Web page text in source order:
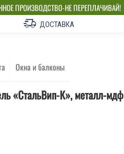
ПРОИЗВОДСТВО-НЕ ПЕРЕПЛАЧИВАЙ!
ДОСТАВКА
Окна и балконы
«СтальВип-К», металл-мдф